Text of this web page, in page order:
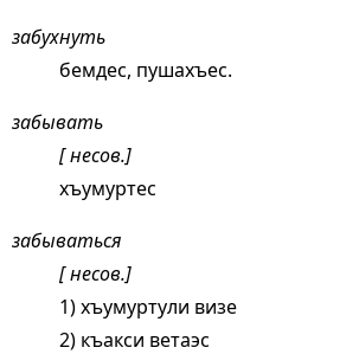
забухнуть
бемдес, пушахъес.
забывать
[ несов.]
хъумуртес
забываться
[ несов.]
1) хъумуртули визе
2) къакси ветаэс